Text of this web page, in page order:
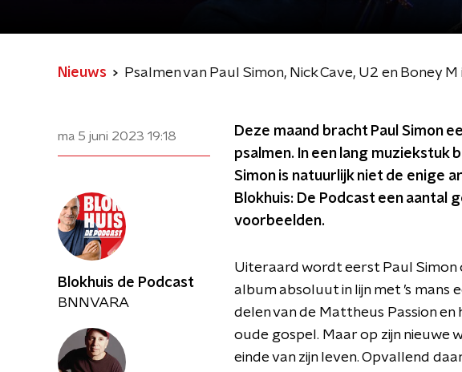
Nieuws Psalmen van Paul Simon, Nick Cave, U2 en Boney
ma 5 juni 2023 19:18
Deze maand bracht Paul Simon
psalmen. In een lang muziekstuk
Simon is natuurlijk niet de enige
Blokhuis: De Podcast een aantal
voorbeelden.
Uiteraard wordt eerst Paul Simon
album absoluut in lijn met ’s
delen van de Mattheus Passion
oude gospel. Maar op zijn nieuwe
einde van zijn leven. Opvallend
Blokhuis de Podcast
BNNVARA